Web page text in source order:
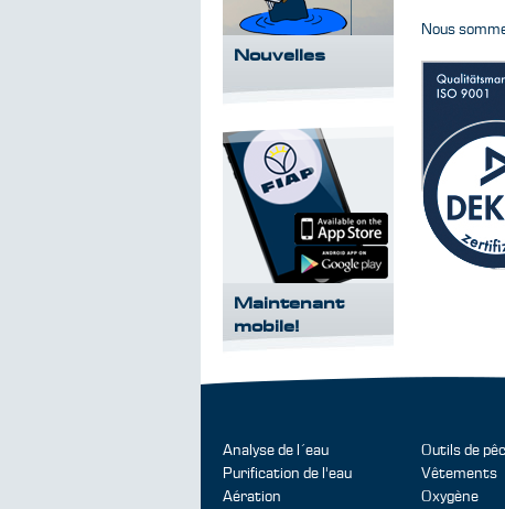
Nous
Nouvelles
Maintenant
mobile!
Analyse de l´eau
Purification de l'eau
Aération
Outils de
Vêtements
Oxygène